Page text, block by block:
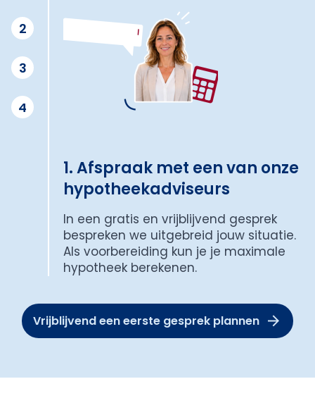
2
3
4
1. Afspraak met een van onze
hypotheekadviseurs
In een gratis en vrijblijvend gesprek
bespreken we uitgebreid jouw situatie.
Als voorbereiding kun je je maximale
hypotheek berekenen.
Vrijblijvend een eerste gesprek plannen